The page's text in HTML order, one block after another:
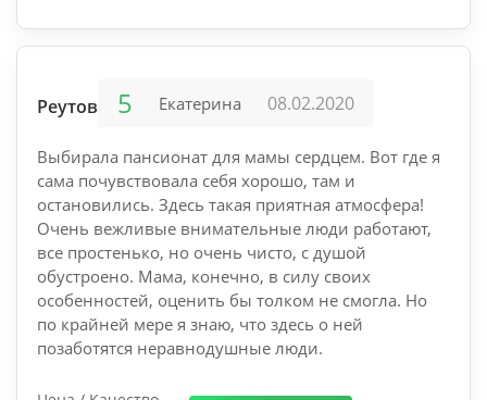
Реутов-1 5 Екатерина 08.02.2020
Выбирала пансионат для мамы сердцем. Вот где я
сама почувствовала себя хорошо, там и
остановились. Здесь такая приятная атмосфера!
Очень вежливые внимательные люди работают,
все простенько, но очень чисто, с душой
обустроено. Мама, конечно, в силу своих
особенностей, оценить бы толком не смогла. Но
по крайней мере я знаю, что здесь о ней
позаботятся неравнодушные люди.